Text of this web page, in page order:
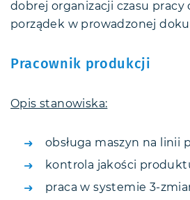
dobrej organizacji czasu pracy
porządek w prowadzonej
Pracownik produkcji
Opis stanowiska:
obsługa maszyn na linii
kontrola jakości
praca w systemie 3-